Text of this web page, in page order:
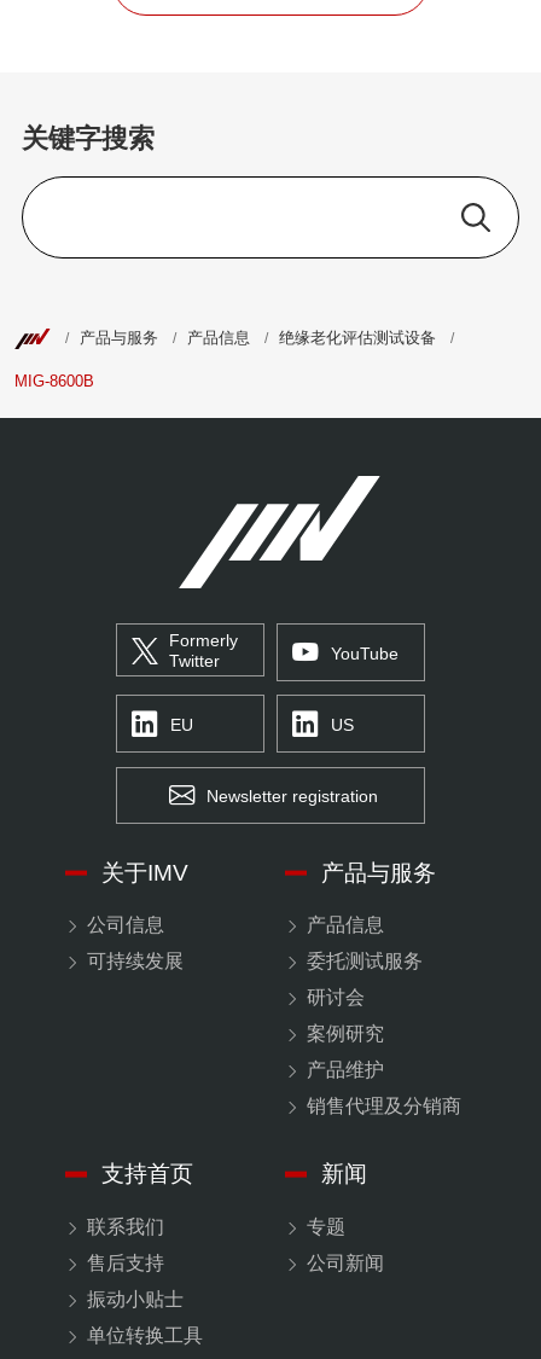
关键字搜索
产品与服务 产品信息 绝缘老化评估测试设备
MIG-8600B
Formerly
Twitter
YouTube
EU US
Newsletter registration
关于IMV
公司信息
可持续发展
产品与服务
产品信息
委托测试服务
研讨会
案例研究
产品维护
销售代理及分销商
支持首页
联系我们
售后支持
振动小贴士
单位转换工具
新闻
专题
公司新闻